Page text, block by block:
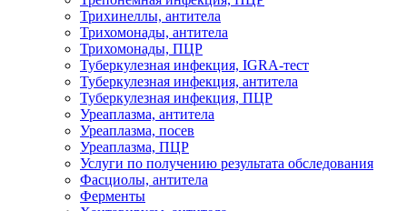
Трихинеллы, антитела
Трихомонады, антитела
Трихомонады, ПЦР
Туберкулезная инфекция, IGRA-тест
Туберкулезная инфекция, антитела
Туберкулезная инфекция, ПЦР
Уреаплазма, антитела
Уреаплазма, посев
Уреаплазма, ПЦР
Услуги по получению результата обследования
Фасциолы, антитела
Ферменты